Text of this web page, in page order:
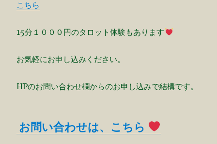
こちら
15分１０００円のタロット体験もあります
お気軽にお申し込みください。
HPのお問い合わせ欄からのお申し込みで結構です。
お問い合わせは、こちら